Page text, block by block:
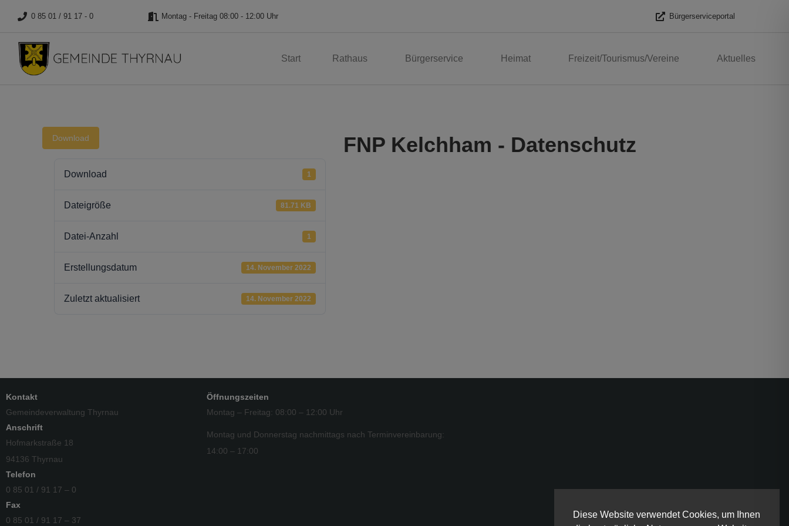
0 85 01 / 91 17 - 0 Montag - Freitag 08:00 - 12:00 Uhr Bürgerserviceportal
Start Rathaus Bürgerservice Heimat Freizeit/Tourismus/Vereine Aktuelles
Download
Download 1
Dateigröße 81.71 KB
Datei-Anzahl 1
Erstellungsdatum 14. November 2022
Zuletzt aktualisiert 14. November 2022
FNP Kelchham - Datenschutz
Kontakt
Gemeindeverwaltung Thyrnau
Anschrift
Hofmarkstraße 18
94136 Thyrnau
Telefon
0 85 01 / 91 17 – 0
Fax
0 85 01 / 91 17 – 37
Öffnungszeiten
Montag – Freitag: 08:00 – 12:00 Uhr
Montag und Donnerstag nachmittags nach Terminvereinbarung:
14:00 – 17:00
Diese Website verwendet Cookies, um Ihnen